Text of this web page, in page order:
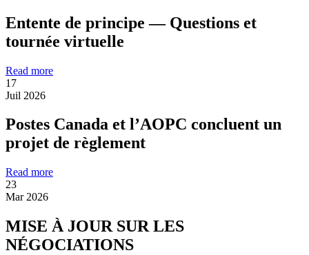
Entente de principe — Questions et
tournée virtuelle
Read more
17
Juil 2026
Postes Canada et l’AOPC concluent un
projet de règlement
Read more
23
Mar 2026
MISE À JOUR SUR LES
NÉGOCIATIONS